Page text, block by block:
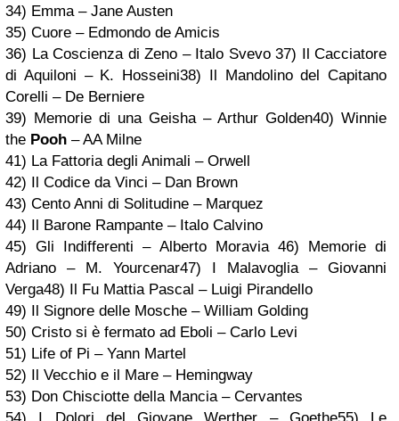
34) Emma – Jane Austen
35) Cuore – Edmondo de Amicis
36) La Coscienza di Zeno – Italo Svevo 37) Il Cacciatore
di Aquiloni – K. Hosseini38) Il Mandolino del Capitano
Corelli – De Berniere
39) Memorie di una Geisha – Arthur Golden40) Winnie
the Pooh – AA Milne
41) La Fattoria degli Animali – Orwell
42) Il Codice da Vinci – Dan Brown
43) Cento Anni di Solitudine – Marquez
44) Il Barone Rampante – Italo Calvino
45) Gli Indifferenti – Alberto Moravia 46) Memorie di
Adriano – M. Yourcenar47) I Malavoglia – Giovanni
Verga48) Il Fu Mattia Pascal – Luigi Pirandello
49) Il Signore delle Mosche – William Golding
50) Cristo si è fermato ad Eboli – Carlo Levi
51) Life of Pi – Yann Martel
52) Il Vecchio e il Mare – Hemingway
53) Don Chisciotte della Mancia – Cervantes